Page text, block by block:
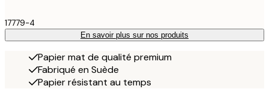
17779-4
En savoir plus sur nos produits
Papier mat de qualité premium
Fabriqué en Suède
Papier résistant au temps